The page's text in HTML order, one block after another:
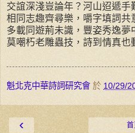
交誼深淺豈論年？河山迢遞手
相同志趣齊尋樂，嚼字填詞共
多載同遊荊未識，豐姿秀逸夢
莫嘲朽老雕蟲技，詩到情真也
魁北克中華詩詞研究會 於 10/29/
‹ 首